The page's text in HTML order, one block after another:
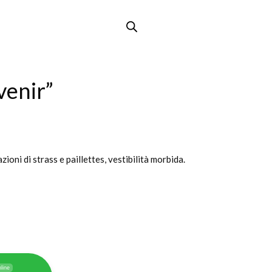
di strass e paillettes, vestibilità morbida.